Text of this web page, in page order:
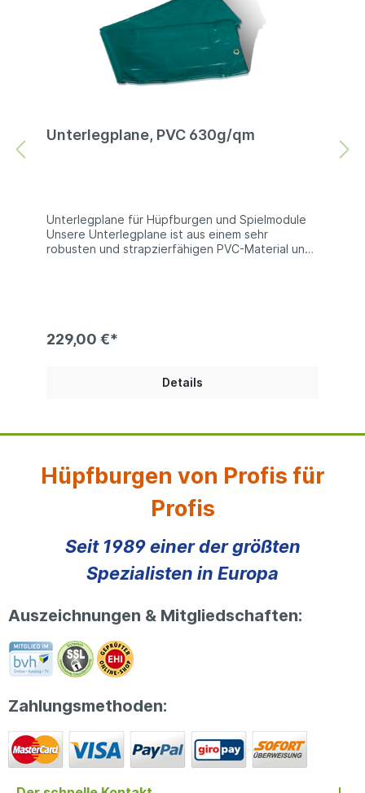
Unterlegplane, PVC 630g/qm
Unterlegplane für Hüpfburgen und Spielmodule
Unsere Unterlegplane ist aus einem sehr
robusten und strapzierfähigen PVC-Material und
den Produktfotos handelt es sich um Beispiel, die
Farben der gelieferten Ware können abweichen.
229,00 €*
Details
Hüpfburgen von Profis für
Profis
Seit 1989 einer der größten
Spezialisten in Europa
Auszeichnungen & Mitgliedschaften:
Zahlungsmethoden: